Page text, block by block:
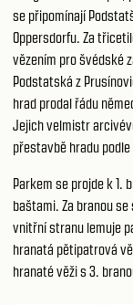
se připomínají
Oppersdorfu. Za
vězením pro švédské
Podstatská z
hrad prodal řádu
Jejich velmistr
přestavbě hradu
Parkem se projde k 1.
baštami. Za branou
vnitřní stranu lemuje
hranatá pětipatrová
hranaté věži s 3.